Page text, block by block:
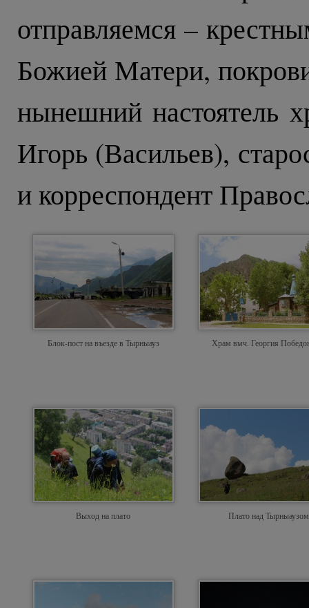
отправляемся –
Божией Матери,
нынешний настоятель
Игорь (Васильев),
и корреспондент
Блок-пост на въезде в Тырныауз Храм вмч. Георгия
Выход на плато Плато над Тырныаузом